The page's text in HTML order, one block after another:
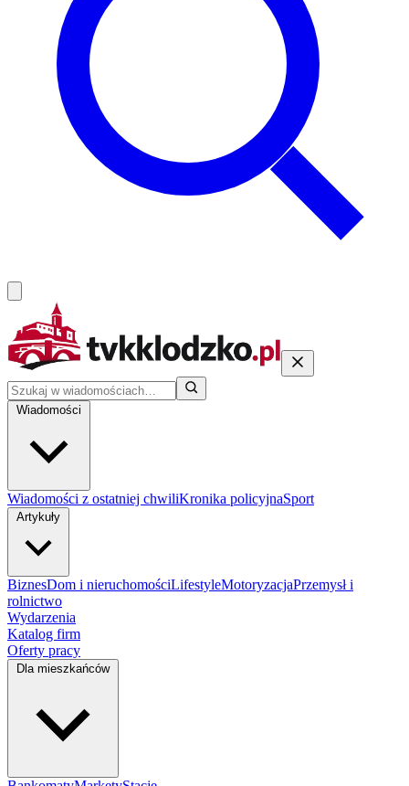
Wiadomości
Wiadomości z ostatniej chwiliKronika policyjnaSport
Artykuły
BiznesDom i nieruchomościLifestyleMotoryzacjaPrzemysł i
rolnictwo
Wydarzenia
Katalog firm
Oferty pracy
Dla mieszkańców